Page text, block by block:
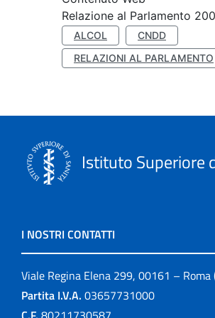
Relazione al Parlamento
ALCOL
CNDD
RELAZIONI AL PARLAMENTO
Istituto Superiore
I NOSTRI CONTATTI
Viale Regina Elena 299, 00161 – Roma
Partita I.V.A. 03657731000